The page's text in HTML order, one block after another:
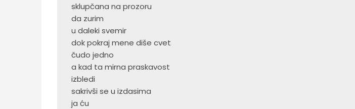
sklupčana na prozoru
da zurim
u daleki svemir
dok pokraj mene diše cvet
čudo jedno
a kad ta mirna praskavost
izbledi
sakrivši se u izdasima
ja ću